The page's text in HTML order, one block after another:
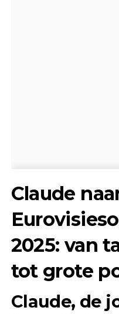
Claude
2025: van
tot grote
Claude, de